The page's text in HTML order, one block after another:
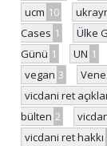
ucm 10
Cases 1 Ülke
Günü 1 UN 1
vegan 3
vicdani ret
bülten 2
vicdani ret hakkı